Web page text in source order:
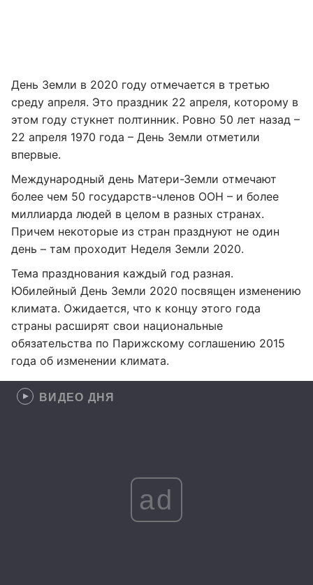
День Земли в 2020 году отмечается в третью
среду апреля. Это праздник 22 апреля, которому в
этом году стукнет полтинник. Ровно 50 лет назад –
22 апреля 1970 года – День Земли отметили
впервые.
Международный день Матери-Земли отмечают
более чем 50 государств-членов ООН – и более
миллиарда людей в целом в разных странах.
Причем некоторые из стран празднуют не один
день – там проходит Неделя Земли 2020.
Тема празднования каждый год разная.
Юбилейный День Земли 2020 посвящен изменению
климата. Ожидается, что к концу этого года
страны расширят свои национальные
обязательства по Парижскому соглашению 2015
года об изменении климата.
ВИДЕО ДНЯ
ad